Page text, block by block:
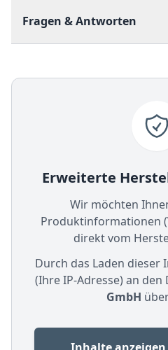
Fragen & Antworten
Erweiterte
Wir möchten
Produktinformationen
direkt vom
Durch das Laden dieser
(Ihre IP-Adresse) an
GmbH